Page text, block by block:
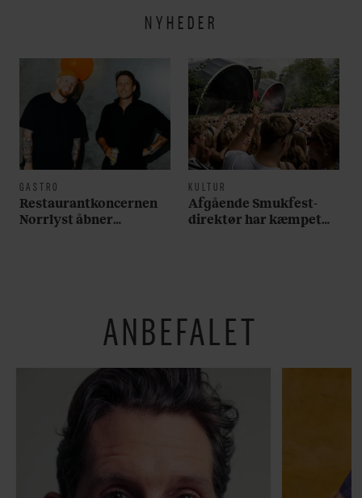
NYHEDER
GASTRO
Restaurantkoncernen
Norrlyst åbner
KULTUR
Afgående Smukfest-
direktør har kæmpet
ANBEFALET